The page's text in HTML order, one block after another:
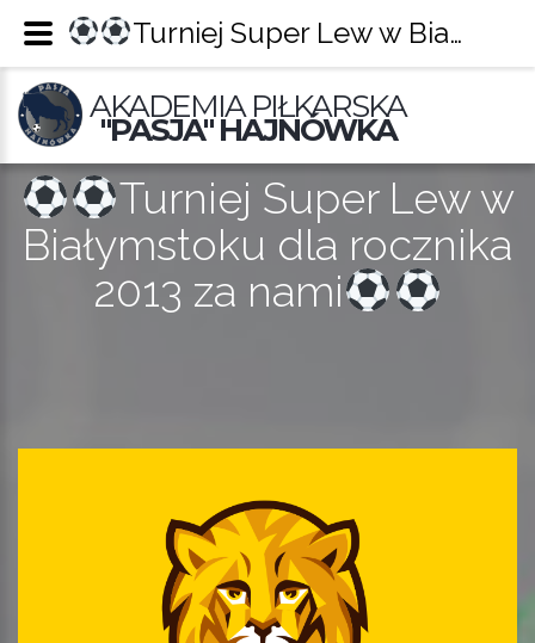
AKADEMIA PIŁKARSKA
"PASJA" HAJNÓWKA
Turniej Super Lew w
Białymstoku dla rocznika
2013 za nami
Turniej Super Lew w Białymstoku dla rocznika 2013 za nami